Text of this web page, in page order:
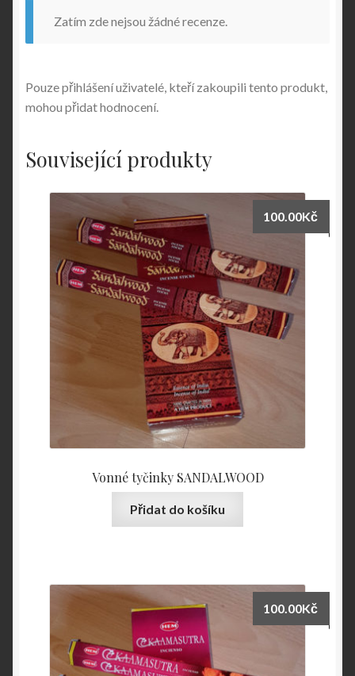
Zatím zde nejsou žádné recenze.
Pouze přihlášení uživatelé, kteří zakoupili tento produkt,
mohou přidat hodnocení.
Související produkty
Vonné tyčinky SANDALWOOD
100.00Kč
Přidat do košíku
100.00Kč